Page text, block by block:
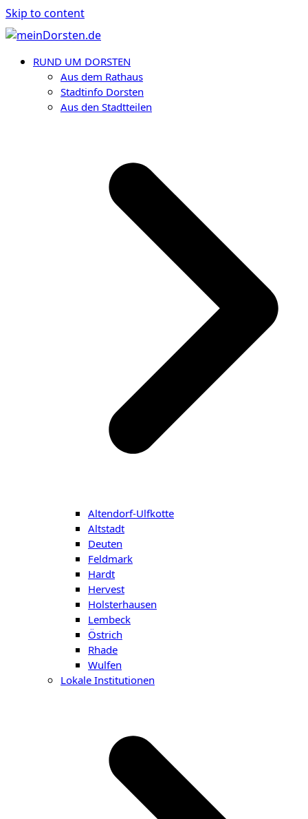
Skip to content
RUND UM DORSTEN
Aus dem Rathaus
Stadtinfo Dorsten
Aus den Stadtteilen
Altendorf-Ulfkotte
Altstadt
Deuten
Feldmark
Hardt
Hervest
Holsterhausen
Lembeck
Östrich
Rhade
Wulfen
Lokale Institutionen